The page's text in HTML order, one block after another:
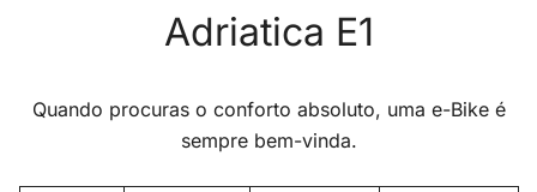
Adriatica E1
Quando procuras o conforto absoluto, uma e-Bike é
sempre bem-vinda.